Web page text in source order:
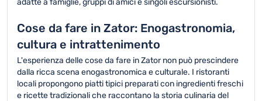
adatte a famiglie, gruppi di amici e singoli escursionisti.
Cose da fare in Zator: Enogastronomia,
cultura e intrattenimento
L'esperienza delle cose da fare in Zator non può prescindere
dalla ricca scena enogastronomica e culturale. I ristoranti
locali propongono piatti tipici preparati con ingredienti freschi
e ricette tradizionali che raccontano la storia culinaria del